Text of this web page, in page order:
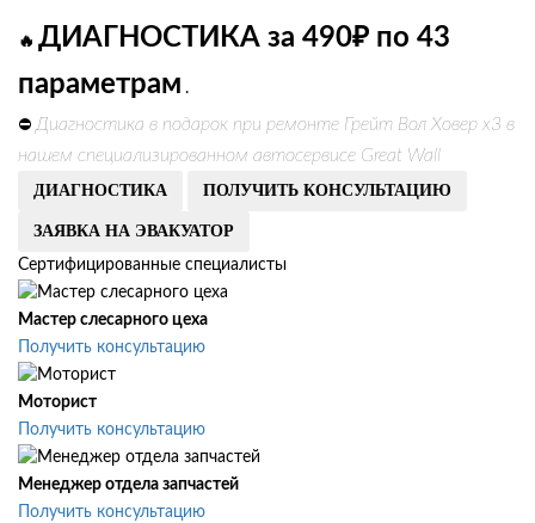
🔥 ДИАГНОСТИКА за 490₽ по 43
параметрам .
⛔ Диагностика в подарок при ремонте Грейт Вол Ховер х3 в
нашем специализированном автосервисе Great Wall
ДИАГНОСТИКА ПОЛУЧИТЬ КОНСУЛЬТАЦИЮ
ЗАЯВКА НА ЭВАКУАТОР
Сертифицированные специалисты
Мастер слесарного цеха
Получить консультацию
Моторист
Получить консультацию
Менеджер отдела запчастей
Получить консультацию